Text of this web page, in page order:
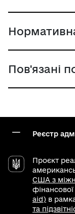
Пов'язані
Реєстр
Проєкт
США з
aid) в
та